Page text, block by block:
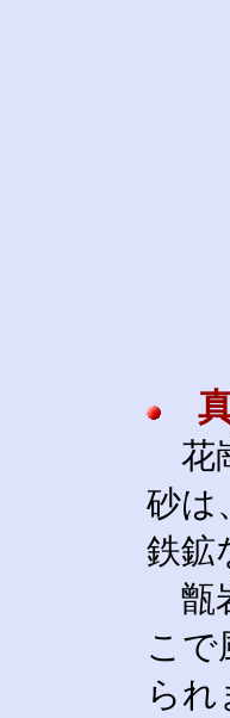
花
砂は
鉄鉱
甑
こで
ら